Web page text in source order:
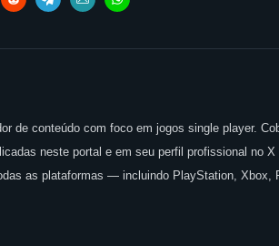
de conteúdo com foco em jogos single player.
neste portal e em seu perfil profissional no
as plataformas — incluindo PlayStation, Xbox,